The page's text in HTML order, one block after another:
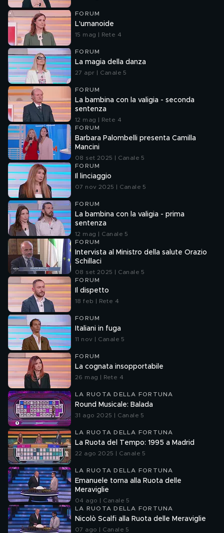
FORUM
L'umanoide
15 mag | Rete 4
FORUM
La magia della danza
27 apr | Canale 5
FORUM
La bambina con la valigia - seconda
sentenza
12 mag | Rete 4
FORUM
Barbara Palombelli presenta Camilla
Mancini
08 set 2025 | Canale 5
FORUM
Il linciaggio
07 nov 2025 | Canale 5
FORUM
La bambina con la valigia - prima
sentenza
12 mag | Canale 5
FORUM
Intervista al Ministro della salute Orazio
Schillaci
08 set 2025 | Canale 5
FORUM
Il dispetto
18 feb | Rete 4
FORUM
Italiani in fuga
11 nov | Canale 5
FORUM
La cognata insopportabile
26 mag | Rete 4
LA RUOTA DELLA FORTUNA
Round Musicale: Balada
31 ago 2025 | Canale 5
LA RUOTA DELLA FORTUNA
La Ruota del Tempo: 1995 a Madrid
22 ago 2025 | Canale 5
LA RUOTA DELLA FORTUNA
Emanuele torna alla Ruota delle
Meraviglie
04 ago | Canale 5
LA RUOTA DELLA FORTUNA
Nicolò Scalfi alla Ruota delle Meraviglie
07 ago | Canale 5